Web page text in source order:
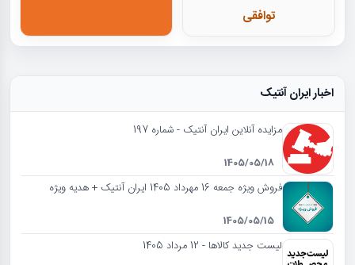
توافقی
اخبار ایران آنتیک
مزایده آنلاین ایران آنتیک - شماره 197
1405/05/18
فروش ویژه جمعه 16 مهرداد 1405 ایران آنتیک + هدیه ویژه
1405/05/15
لیست جدید کالاها - 12 مرداد 1405